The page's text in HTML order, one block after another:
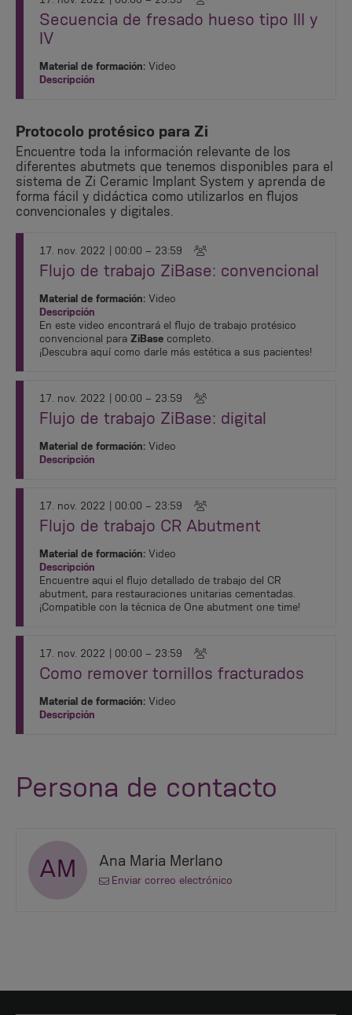
Secuencia de fresado hueso tipo III y
IV
Material de formación: Video
Descripción
Protocolo protésico para Zi
Encuentre toda la información relevante de los
diferentes abutmets que tenemos disponibles para el
sistema de Zi Ceramic Implant System y aprenda de
forma fácil y didáctica como utilizarlos en flujos
convencionales y digitales.
17. nov. 2022 | 00:00 – 23:59
Flujo de trabajo ZiBase: convencional
Material de formación: Video
Descripción
En este video encontrará el flujo de trabajo protésico
convencional para ZiBase completo.
¡Descubra aquí como darle más estética a sus pacientes!
17. nov. 2022 | 00:00 – 23:59
Flujo de trabajo ZiBase: digital
Material de formación: Video
Descripción
17. nov. 2022 | 00:00 – 23:59
Flujo de trabajo CR Abutment
Material de formación: Video
Descripción
Encuentre aqui el flujo detallado de trabajo del CR
abutment, para restauraciones unitarias cementadas.
¡Compatible con la técnica de One abutment one time!
17. nov. 2022 | 00:00 – 23:59
Como remover tornillos fracturados
Material de formación: Video
Descripción
Persona de contacto
AM Ana Maria Merlano
Enviar correo electrónico